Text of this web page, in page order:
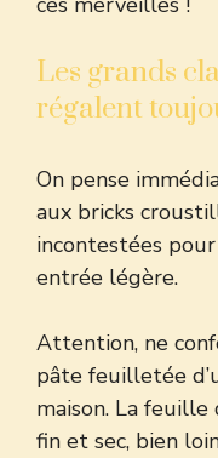
Les grands
régalent
On pense
aux bricks
incontestées
entrée légère.
Attention, ne
pâte feuilletée
maison. La feuille
fin et sec, bien